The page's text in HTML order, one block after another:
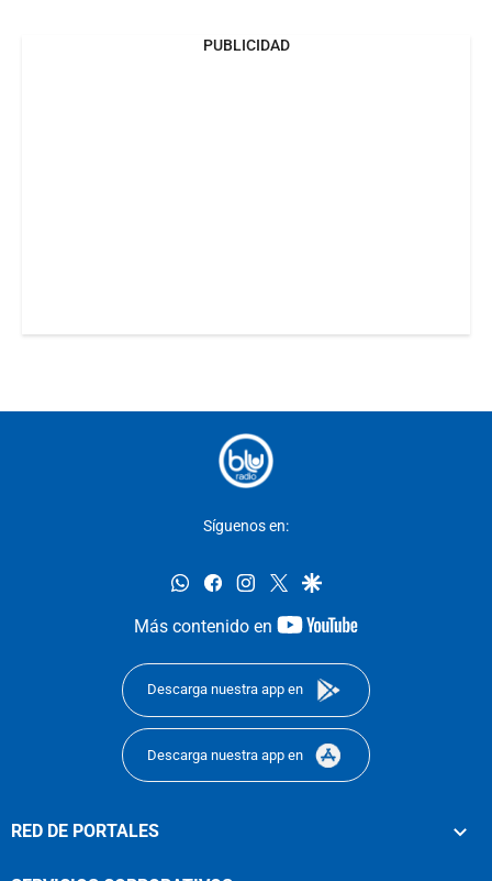
PUBLICIDAD
Síguenos en:
whatsappfacebookinstagram
twittergoogle
Más contenido en
youtube-
Descarga nuestra app en
Descarga nuestra app en
RED DE PORTALES